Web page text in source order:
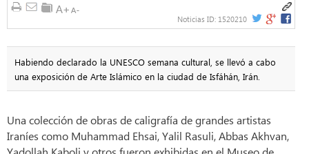
Noticias ID: 1520210
Habiendo declarado la UNESCO semana cultural, se llevó a cabo
una exposición de Arte Islámico en la ciudad de Isfáhán, Irán.
Una colección de obras de caligrafía de grandes artistas
Iraníes como Muhammad Ehsai, Yalil Rasuli, Abbas Akhvan,